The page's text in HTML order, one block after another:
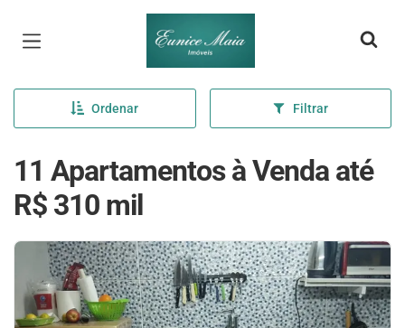
Página inicial
Ordenar Filtrar
11 Apartamentos à Venda até
R$ 310 mil